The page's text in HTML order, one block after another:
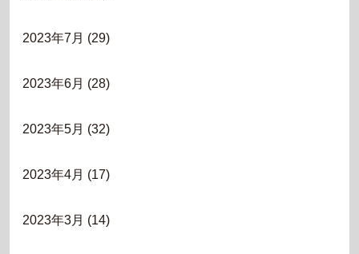
2023年7月 (29)
2023年6月 (28)
2023年5月 (32)
2023年4月 (17)
2023年3月 (14)